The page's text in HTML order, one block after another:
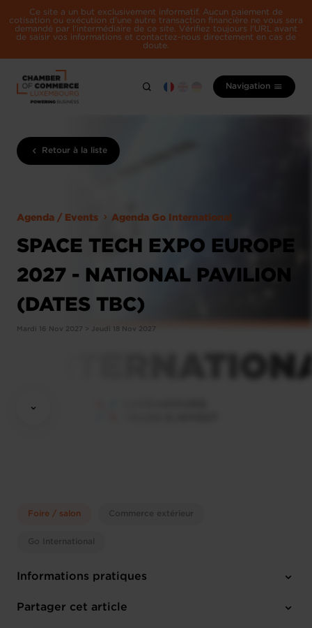
Ce site a un but exclusivement informatif. Aucun paiement de
cotisation ou exécution d'une autre transaction financière ne vous sera
demandé par l'intermédiaire de ce site. Vérifiez toujours l'URL avant
de saisir vos informations et contactez-nous directement en cas de
doute.
Navigation
Retour à la liste
Agenda / Events Agenda Go International
SPACE TECH EXPO EUROPE
2027 - NATIONAL PAVILION
(DATES TBC)
Mardi 16 Nov 2027 > Jeudi 18 Nov 2027
Foire / salon Commerce extérieur
Go International
Informations pratiques
Mardi 16 Nov 2027 > Jeudi 18 Nov 2027
Partager cet article